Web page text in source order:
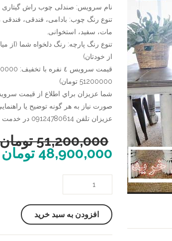
نام سرویس: صندلی چوب راش گیتاری
تنوع رنگ چوب: بادامی، فندقی،
مات، سفید، استخوانی.
تنوع رنگ پارچه: رنگ دلخواه شما (از
از خودتان)
51200000 تومان)
صورت نیاز به هر گونه توضیح یا
عزیزان تلفن 09124780614 در خدمت شما بزرگواران می باشد.
51,200,000 تومان
48,900,000 تومان
ناهار
خوری
گردافزودن به سبد خرید